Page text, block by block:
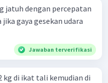
jatuh dengan percepatan
jika gaya gesekan udara
Jawaban terverifikasi
kg di ikat tali kemudian di